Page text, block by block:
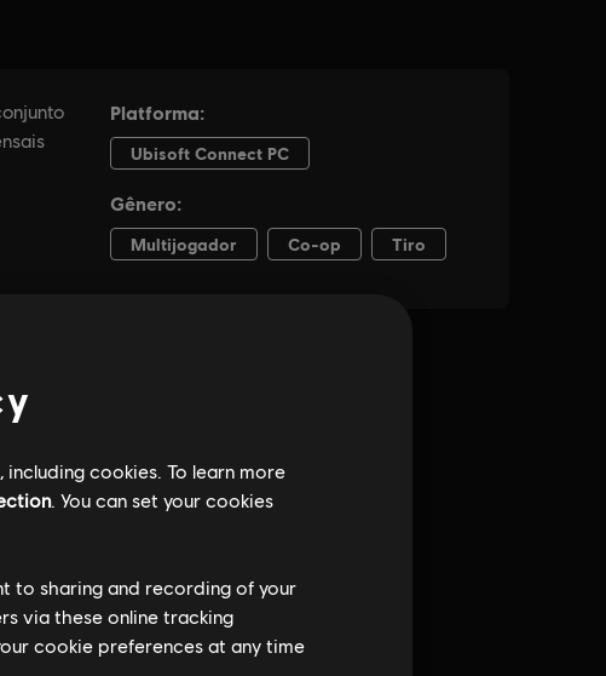
cookies. To learn more
. You can set your cookies
to sharing and recording of your
via these online tracking
cookie preferences at any time